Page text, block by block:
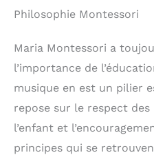
Philosophie Montessori
Maria Montessori a
l’importance de
musique en est un pilier
repose sur le respect
l’enfant et
principes qui se